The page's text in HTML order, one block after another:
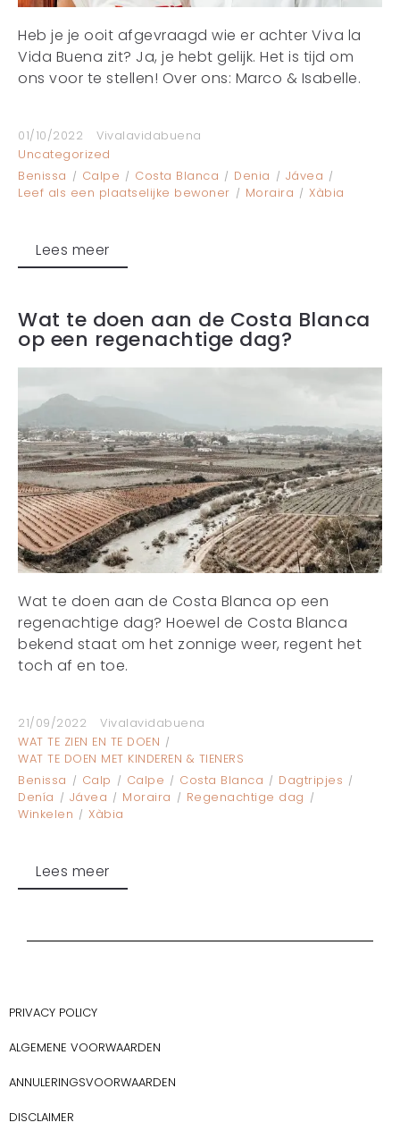
Heb je je ooit afgevraagd wie er achter Viva la
Vida Buena zit? Ja, je hebt gelijk. Het is tijd om
ons voor te stellen! Over ons: Marco & Isabelle.
01/10/2022
Vivalavidabuena
Uncategorized
Benissa
Calpe Costa Blanca Denia
Jávea
Leef als een plaatselijke bewoner
Moraira Xàbia
Lees meer
Wat te doen aan de Costa Blanca
op een regenachtige dag?
Wat te doen aan de Costa Blanca op een
regenachtige dag? Hoewel de Costa Blanca
bekend staat om het zonnige weer, regent het
toch af en toe.
21/09/2022
Vivalavidabuena
WAT TE ZIEN EN TE DOEN
WAT TE DOEN MET KINDEREN & TIENERS
Benissa
Calp Calpe Costa Blanca
Dagtripjes
Denía
Jávea Moraira
Regenachtige dag
Winkelen
Xàbia
Lees meer
PRIVACY POLICY
ALGEMENE VOORWAARDEN
ANNULERINGSVOORWAARDEN
DISCLAIMER